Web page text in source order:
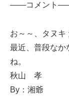
——コメント
お～～、タヌキ
最近、普段なか
ね。
秋山 孝
By：湘爺